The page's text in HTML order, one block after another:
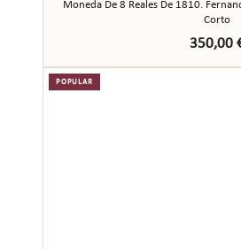
Moneda De 8 Reales De 1810.
Corto
350,00
POPULAR